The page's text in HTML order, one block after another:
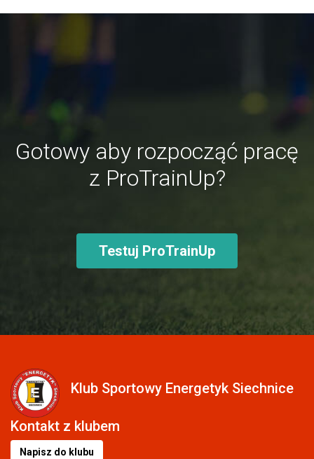
Gotowy aby rozpocząć pracę
z ProTrainUp?
Testuj ProTrainUp
Klub Sportowy Energetyk Siechnice
Kontakt z klubem
Napisz do klubu